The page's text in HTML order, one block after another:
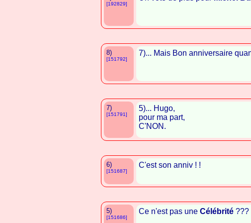
[192829]
8)
[151792]
7)... Mais Bon anniversaire
7)
[151791]
5)... Hugo,
pour ma part,
C'NON.
6)
[151687]
C'est son anniv ! !
5)
[151686]
Ce n'est pas une Célébrité ???